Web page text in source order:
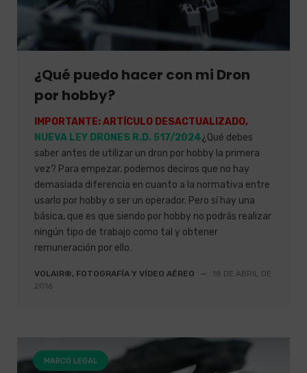
¿Qué puedo hacer con mi Dron
por hobby?
IMPORTANTE: ARTÍCULO DESACTUALIZADO,
NUEVA LEY DRONES R.D. 517/2024¿Qué debes
saber antes de utilizar un dron por hobby la primera
vez? Para empezar, podemos deciros que no hay
demasiada diferencia en cuanto a la normativa entre
usarlo por hobby o ser un operador. Pero sí hay una
básica, que es que siendo por hobby no podrás realizar
ningún tipo de trabajo como tal y obtener
remuneración por ello.
VOLAIR®, FOTOGRAFÍA Y VÍDEO AÉREO —
18 DE ABRIL DE
2016
MARCO LEGAL